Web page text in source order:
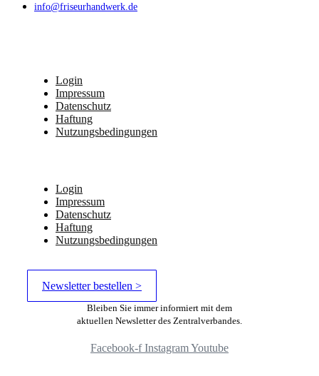
info@friseurhandwerk.de
Login
Impressum
Datenschutz
Haftung
Nutzungsbedingungen
Login
Impressum
Datenschutz
Haftung
Nutzungsbedingungen
Newsletter bestellen >
Bleiben Sie immer informiert mit dem
aktuellen Newsletter des Zentralverbandes.
Facebook-f InstagramYoutube